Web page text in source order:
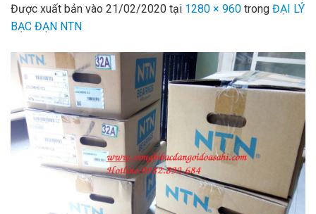
Được xuất bản vào 21/02/2020 tại 1280 × 960 trong ĐẠI LÝ
BẠC ĐẠN NTN